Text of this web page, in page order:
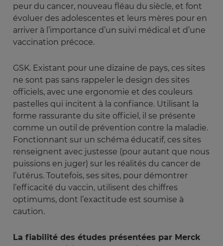
peur du cancer, nouveau fléau du siècle, et font
évoluer des adolescentes et leurs mères pour en
arriver à l’importance d’un suivi médical et d’une
vaccination précoce.
GSK. Existant pour une dizaine de pays, ces sites
ne sont pas sans rappeler le design des sites
officiels, avec une ergonomie et des couleurs
pastelles qui incitent à la confiance. Utilisant la
forme rassurante du site officiel, il se présente
comme un outil de prévention contre la maladie.
Fonctionnant sur un schéma éducatif, ces sites
renseignent avec justesse (pour autant que nous
puissions en juger) sur les réalités du cancer de
l’utérus. Toutefois, ses sites, pour démontrer
l’efficacité du vaccin, utilisent des chiffres
optimums, dont l’exactitude est soumise à
caution.
La fiabilité des études présentées par Merck